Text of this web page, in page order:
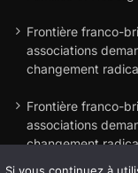
Frontière franco-
associations
changement
Frontière franco-
associations
changement